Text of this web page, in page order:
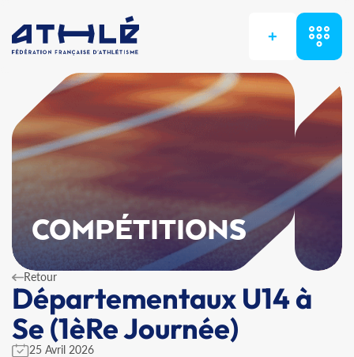
+
COMPÉTITIONS
Retour
Départementaux U14 à
Se (1èRe Journée)
25 Avril 2026